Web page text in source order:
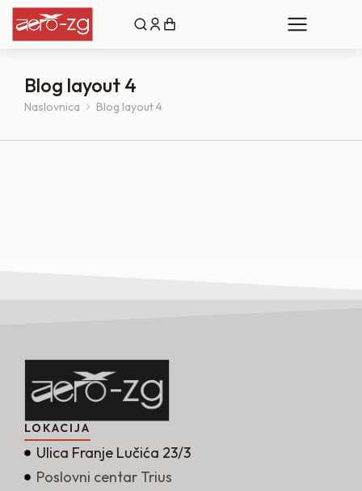
Blog layout 4
You are here:
Naslovnica Blog layout 4
LOKACIJA
Ulica Franje Lučića 23/3
Poslovni centar Trius